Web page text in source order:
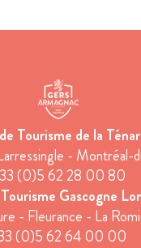
Tourisme de la
- Montréal-
(0)5 62 28 00 80
Gascogne
- Fleurance - La
(0)5 62 64 00 00